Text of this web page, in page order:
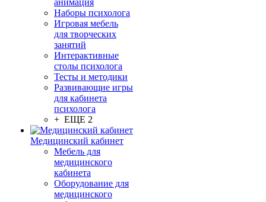
анимация
Наборы психолога
Игровая мебель
для творческих
занятий
Интерактивные
столы психолога
Тесты и методики
Развивающие игры
для кабинета
психолога
+ ЕЩЕ 2
Медицинский кабинет
Мебель для
медицинского
кабинета
Оборудование для
медицинского